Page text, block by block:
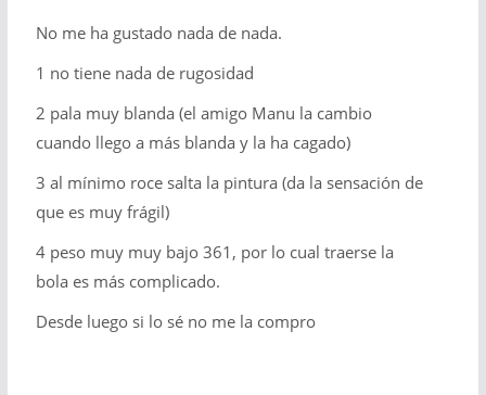
No me ha gustado nada de nada.
1 no tiene nada de rugosidad
2 pala muy blanda (el amigo Manu la cambio
cuando llego a más blanda y la ha cagado)
3 al mínimo roce salta la pintura (da la sensación de
que es muy frágil)
4 peso muy muy bajo 361, por lo cual traerse la
bola es más complicado.
Desde luego si lo sé no me la compro